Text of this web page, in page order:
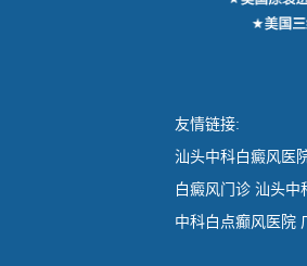
友情链接:
汕头中科白癜风医
白癜风门诊 汕头中
中科白点癫风医院